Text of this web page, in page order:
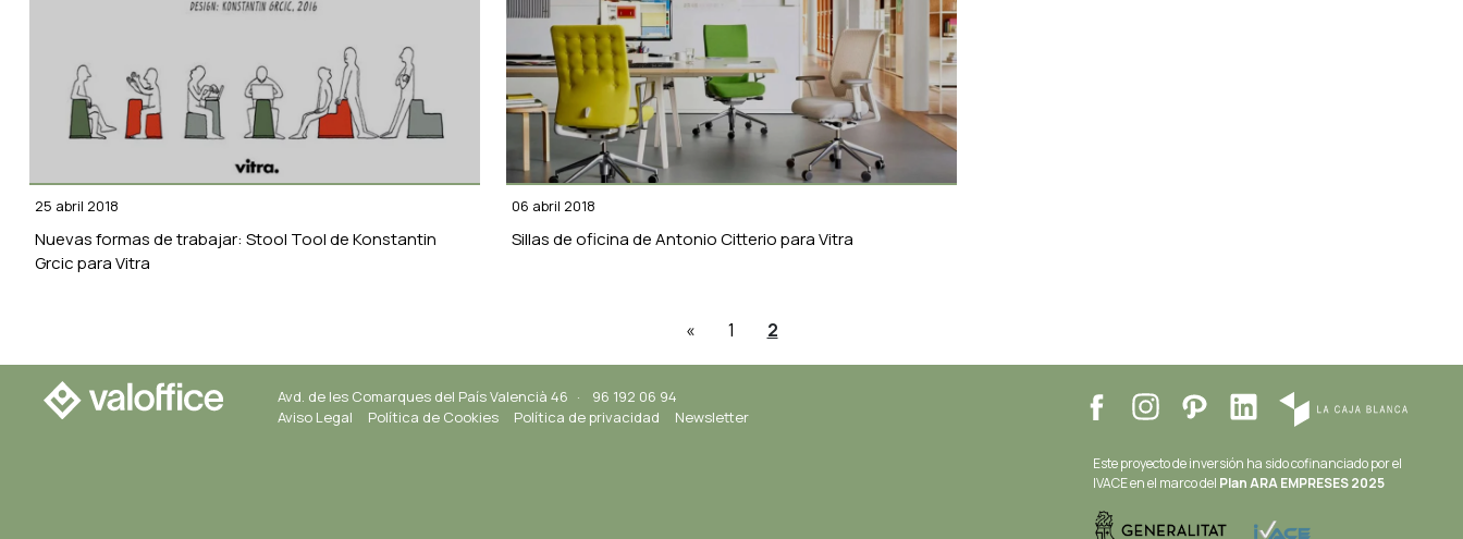
ESPAÑOL ENGLISH
25 abril 2018
Nuevas formas de trabajar: Stool Tool de Konstantin
Grcic para Vitra
06 abril 2018
Sillas de oficina de Antonio Citterio para Vitra
« 1 2
Avd. de les Comarques del País Valencià 46 ·
96 192 06 94
Aviso Legal
Política de Cookies Política de privacidad Newsletter
Este proyecto de inversión ha sido cofinanciado por el
IVACE en el marco del Plan ARA EMPRESES 2025